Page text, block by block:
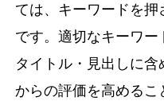
ては、キーワードを
です。適切なキーワ
タイトル・見出しに
からの評価を高めるこ